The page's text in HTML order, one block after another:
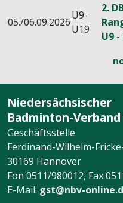
05./06.09.2026
U9-
U19
2.
U9
Niedersächsischer
Badminton-Verband
Geschäftsstelle
Ferdinand-Wilhelm-
30169 Hannover
Fon 0511/980012, Fax
E-Mail: gst@nbv-